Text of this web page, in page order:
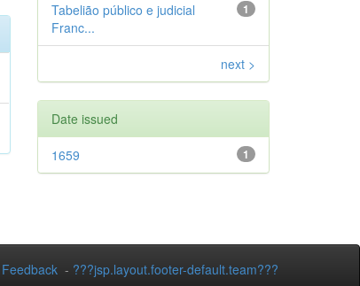
1
Tabelião público e judicial
Franc...
next >
Date issued
1
1659
Feedback - ???jsp.layout.footer-default.team???